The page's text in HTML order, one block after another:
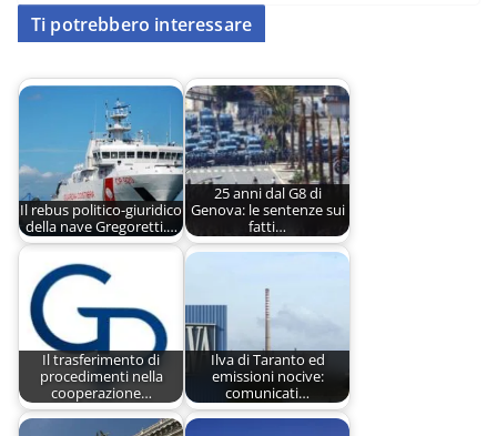
Ti potrebbero interessare
Il rebus politico-giuridico
della nave Gregoretti.…
25 anni dal G8 di
Genova: le sentenze sui
fatti…
Il trasferimento di
procedimenti nella
cooperazione…
Ilva di Taranto ed
emissioni nocive:
comunicati…